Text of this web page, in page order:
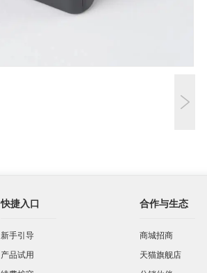
快捷入口
新手引导
产品试用
合作与生态
商城招商
天猫旗舰店